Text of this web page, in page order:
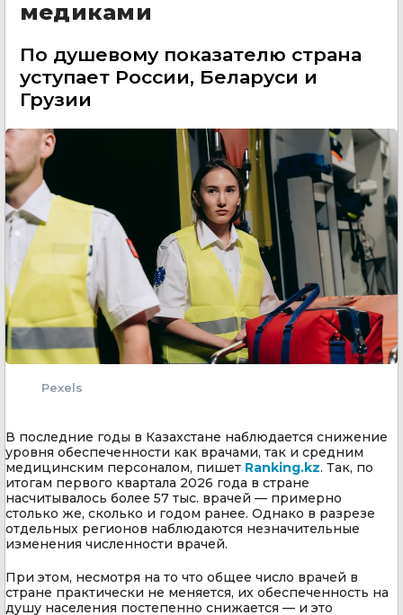
медиками
По душевому показателю страна
уступает России, Беларуси и
Грузии
Pexels
В последние годы в Казахстане наблюдается снижение
уровня обеспеченности как врачами, так и средним
медицинским персоналом, пишет Ranking.kz. Так, по
итогам первого квартала 2026 года в стране
насчитывалось более 57 тыс. врачей — примерно
столько же, сколько и годом ранее. Однако в разрезе
отдельных регионов наблюдаются незначительные
изменения численности врачей.
При этом, несмотря на то что общее число врачей в
стране практически не меняется, их обеспеченность на
душу населения постепенно снижается — и это